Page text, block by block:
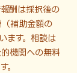
酬は採択後の
補助金額の
ます。相談は
機関への無料
。